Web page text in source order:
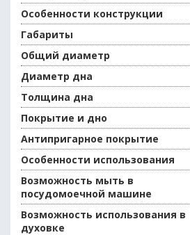
Особенности конструкции
Габариты
Общий диаметр
Диаметр дна
Толщина дна
Покрытие и дно
Антипригарное покрытие
Особенности использования
Возможность мыть в
посудомоечной машине
Возможность использования в
духовке